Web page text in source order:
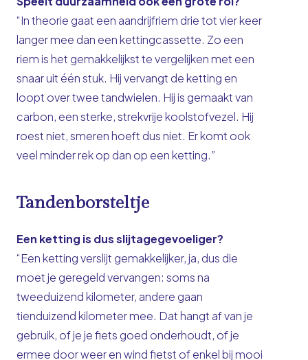
“In theorie gaat een aandrijfriem drie tot vier keer
langer mee dan een kettingcassette. Zo een
riem is het gemakkelijkst te vergelijken met een
snaar uit één stuk. Hij vervangt de ketting en
loopt over twee tandwielen. Hij is gemaakt van
carbon, een sterke, strekvrije koolstofvezel. Hij
roest niet, smeren hoeft dus niet. Er komt ook
veel minder rek op dan op een ketting.”
Tandenborsteltje
Een ketting is dus slijtagegevoeliger?
“Een ketting verslijt gemakkelijker, ja, dus die
moet je geregeld vervangen: soms na
tweeduizend kilometer, andere gaan
tienduizend kilometer mee. Dat hangt af van je
gebruik, of je je fiets goed onderhoudt, of je
ermee door weer en wind fietst of enkel bij mooi